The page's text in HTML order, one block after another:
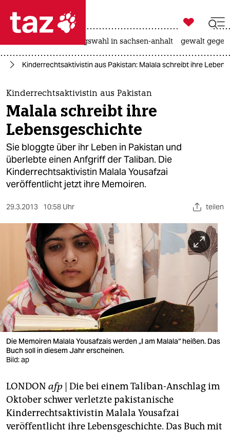
 taz zahl ich
taz zahl ich
themen
politik
öko
gesellschaft
kultur
sport
berlin
nord
wahrheit
verlag
verlag
veranstaltungen
shop
fragen & hilfe
unterstützen
abo

taz zahl ich
landtagswahl in sachsen-anhalt gewalt
Kinderrechtsaktivistin aus Pakistan: Malala schreibt ihre
Kinderrechtsaktivistin aus Pakistan
Malala schreibt ihre
Lebensgeschichte
Sie bloggte über ihr Leben in Pakistan und
überlebte einen Anfgriff der Taliban. Die
Kinderrechtsaktivistin Malala Yousafzai
veröffentlicht jetzt ihre Memoiren.
29.3.2013 10:58 Uhr teilen
Die Memoiren Malala Yousafzais werden „I am Malala“ heißen. Das
Buch soll in diesem Jahr erscheinen.
Bild: ap
LONDON afp | Die bei einem Taliban-Anschlag im
Oktober schwer verletzte pakistanische
Kinderrechtsaktivistin Malala Yousafzai
veröffentlicht ihre Lebensgeschichte. Das Buch mit